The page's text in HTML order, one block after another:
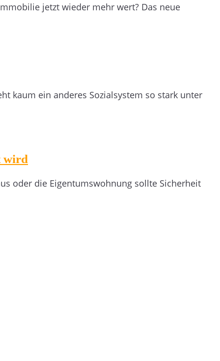
jetzt wieder mehr wert? Das neue
kaum ein anderes Sozialsystem so stark unter
wird
oder die Eigentumswohnung sollte Sicherheit